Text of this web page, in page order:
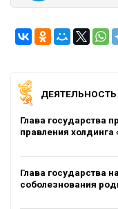
Глава государства
правления холдинга
Глава государства
соболезнования